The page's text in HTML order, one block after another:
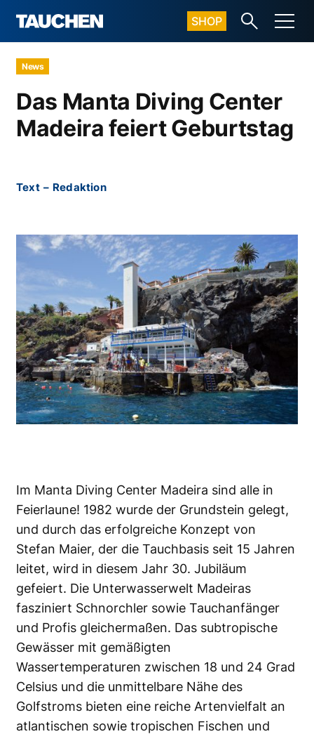
SHOP
News
Das Manta Diving Center
Madeira feiert Geburtstag
Text – Redaktion
Im Manta Diving Center Madeira sind alle in
Feierlaune! 1982 wurde der Grundstein gelegt,
und durch das erfolgreiche Konzept von
Stefan Maier, der die Tauchbasis seit 15 Jahren
leitet, wird in diesem Jahr 30. Jubiläum
gefeiert. Die Unterwasserwelt Madeiras
fasziniert Schnorchler sowie Tauchanfänger
und Profis gleichermaßen. Das subtropische
Gewässer mit gemäßigten
Wassertemperaturen zwischen 18 und 24 Grad
Celsius und die unmittelbare Nähe des
Golfstroms bieten eine reiche Artenvielfalt an
atlantischen sowie tropischen Fischen und